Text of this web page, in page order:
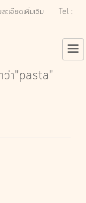
ะเอียดเพิ่มเติม
Tel :
ว่า"pasta"